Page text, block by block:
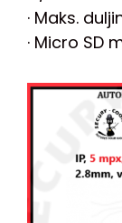
· Maks.
· Micro SD